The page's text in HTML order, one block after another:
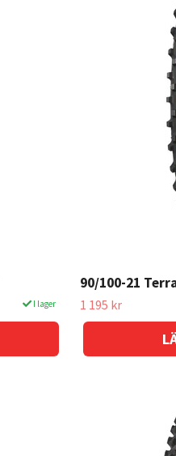
I lager
90/100-21
1 195 kr